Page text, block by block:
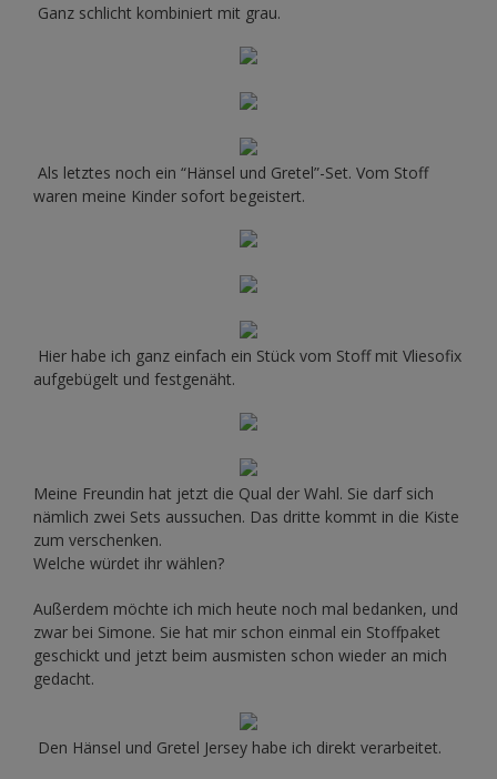
Ganz schlicht kombiniert mit grau.
Als letztes noch ein “Hänsel und Gretel”-Set. Vom Stoff
waren meine Kinder sofort begeistert.
Hier habe ich ganz einfach ein Stück vom Stoff mit Vliesofix
aufgebügelt und festgenäht.
Meine Freundin hat jetzt die Qual der Wahl. Sie darf sich
nämlich zwei Sets aussuchen. Das dritte kommt in die Kiste
zum verschenken.
Welche würdet ihr wählen?
Außerdem möchte ich mich heute noch mal bedanken, und
zwar bei Simone. Sie hat mir schon einmal ein Stoffpaket
geschickt und jetzt beim ausmisten schon wieder an mich
gedacht.
Den Hänsel und Gretel Jersey habe ich direkt verarbeitet.